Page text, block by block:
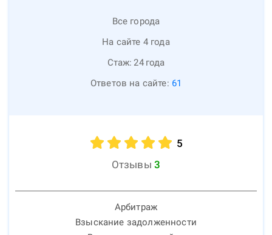
Все города
На сайте 4 года
Стаж: 24 года
Ответов на сайте: 61
5
Отзывы 3
Арбитраж
Взыскание задолженности